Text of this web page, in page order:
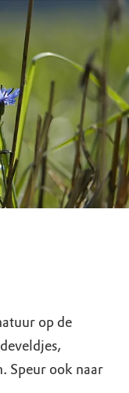
op de
Speur ook naar